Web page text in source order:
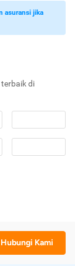
asuransi jika
di
Hubungi Kami